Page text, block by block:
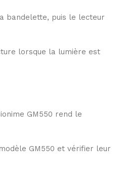
bandelette, puis le lecteur
lorsque la lumière est
GM550 rend le
GM550 et vérifier leur